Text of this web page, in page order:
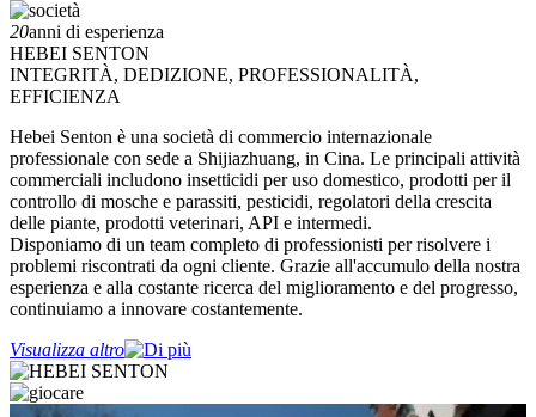
20anni di esperienza
HEBEI SENTON
INTEGRITÀ, DEDIZIONE, PROFESSIONALITÀ,
EFFICIENZA
Hebei Senton è una società di commercio internazionale
professionale con sede a Shijiazhuang, in Cina. Le principali attività
commerciali includono insetticidi per uso domestico, prodotti per il
controllo di mosche e parassiti, pesticidi, regolatori della crescita
delle piante, prodotti veterinari, API e intermedi.
Disponiamo di un team completo di professionisti per risolvere i
problemi riscontrati da ogni cliente. Grazie all'accumulo della nostra
esperienza e alla costante ricerca del miglioramento e del progresso,
continuiamo a innovare costantemente.
Visualizza altro